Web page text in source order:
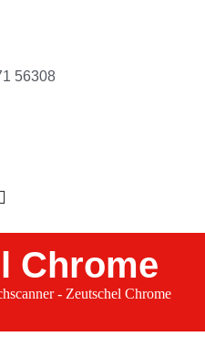
56308
Chrome
- Zeutschel Chrome